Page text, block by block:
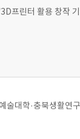
프린터 활용 창작
술대학·충북생활연